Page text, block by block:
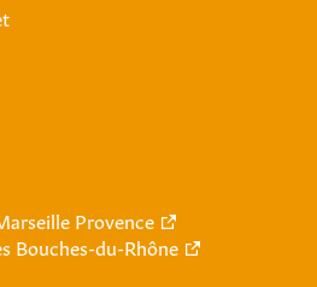
Provence
Bouches-du-Rhône